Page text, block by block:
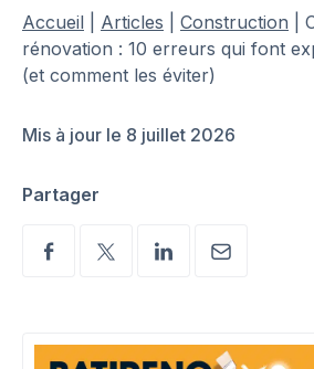
Accueil Articles Construction
rénovation : 10 erreurs qui font
(et comment les éviter)
Mis à jour le 8 juillet 2026
Partager